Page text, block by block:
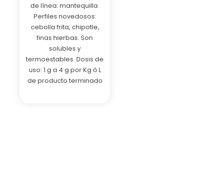
de línea: mantequilla.
Perfiles novedosos:
cebolla frita, chipotle,
finas hierbas. Son
solubles y
termoestables. Dosis de
uso: 1 g a 4 g por Kg ó L
de producto terminado